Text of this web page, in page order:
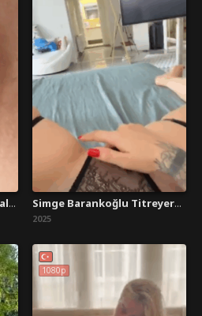
Esin Çepni Titreyerek Boşalıyor Simge Barankoğlu Titreyerek Boşalıyor
2025
1080p